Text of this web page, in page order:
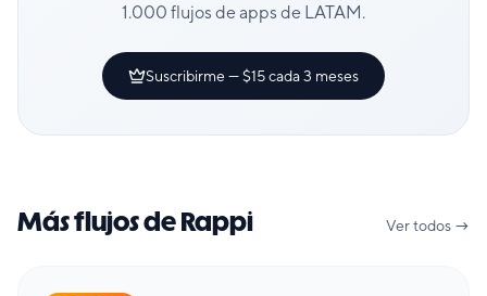
1.000 flujos de apps de LATAM.
Suscribirme — $15 cada 3 meses
Más flujos de Rappi Ver todos →